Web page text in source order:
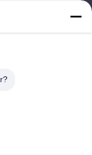
2, zone de haute